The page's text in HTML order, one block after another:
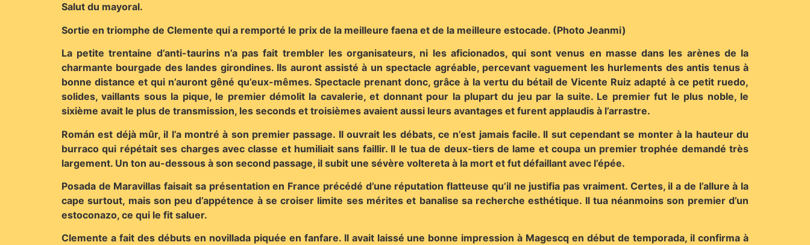
Salut du mayoral.
Sortie en triomphe de Clemente qui a remporté le prix de la meilleure faena et de la meilleure estocade. (Photo Jeanmi)
La petite trentaine d’anti-taurins n’a pas fait trembler les organisateurs, ni les aficionados, qui sont venus en masse dans les arènes de la
charmante bourgade des landes girondines. Ils auront assisté à un spectacle agréable, percevant vaguement les hurlements des antis tenus à
bonne distance et qui n’auront gêné qu’eux-mêmes. Spectacle prenant donc, grâce à la vertu du bétail de Vicente Ruiz adapté à ce petit ruedo,
solides, vaillants sous la pique, le premier démolit la cavalerie, et donnant pour la plupart du jeu par la suite. Le premier fut le plus noble, le
sixième avait le plus de transmission, les seconds et troisièmes avaient aussi leurs avantages et furent applaudis à l’arrastre.
Román est déjà mûr, il l’a montré à son premier passage. Il ouvrait les débats, ce n’est jamais facile. Il sut cependant se monter à la hauteur du
burraco qui répétait ses charges avec classe et humiliait sans faillir. Il le tua de deux-tiers de lame et coupa un premier trophée demandé très
largement. Un ton au-dessous à son second passage, il subit une sévère voltereta à la mort et fut défaillant avec l’épée.
Posada de Maravillas faisait sa présentation en France précédé d’une réputation flatteuse qu’il ne justifia pas vraiment. Certes, il a de l’allure à la
cape surtout, mais son peu d’appétence à se croiser limite ses mérites et banalise sa recherche esthétique. Il tua néanmoins son premier d’un
estoconazo, ce qui le fit saluer.
Clemente a fait des débuts en novillada piquée en fanfare. Il avait laissé une bonne impression à Magescq en début de temporada, il confirma à